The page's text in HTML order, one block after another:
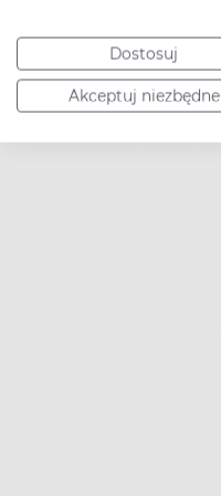
Dostosuj
Akceptuj niezbędne